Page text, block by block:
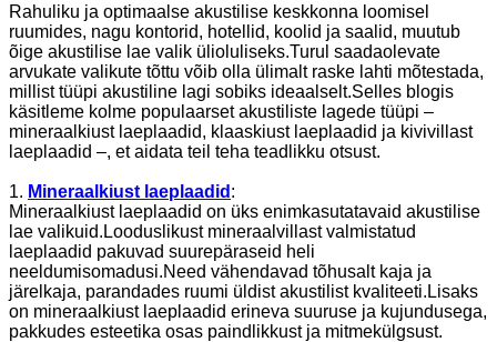
Rahuliku ja optimaalse akustilise keskkonna loomisel
ruumides, nagu kontorid, hotellid, koolid ja saalid, muutub
õige akustilise lae valik ülioluliseks.Turul saadaolevate
arvukate valikute tõttu võib olla ülimalt raske lahti mõtestada,
millist tüüpi akustiline lagi sobiks ideaalselt.Selles blogis
käsitleme kolme populaarset akustiliste lagede tüüpi –
mineraalkiust laeplaadid, klaaskiust laeplaadid ja kivivillast
laeplaadid –, et aidata teil teha teadlikku otsust.
1. Mineraalkiust laeplaadid :
Mineraalkiust laeplaadid on üks enimkasutatavaid akustilise
lae valikuid.Looduslikust mineraalvillast valmistatud
laeplaadid pakuvad suurepäraseid heli
neeldumisomadusi.Need vähendavad tõhusalt kaja ja
järelkaja, parandades ruumi üldist akustilist kvaliteeti.Lisaks
on mineraalkiust laeplaadid erineva suuruse ja kujundusega,
pakkudes esteetika osas paindlikkust ja mitmekülgsust.